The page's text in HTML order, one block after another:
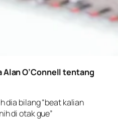
Alan O’Connell tentang
dia bilang “beat kalian
di otak gue”